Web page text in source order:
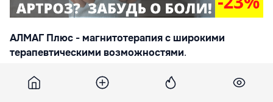
АЛМАГ Плюс -магнитотерапия с широкими
терапевтическими возможностями.
В основе работы аппарата Алмаг Плюс лежит
импульсное магнитное поле
особых параметров,